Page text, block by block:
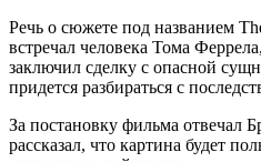
Речь о сюжете под названием
встречал человека Тома
заключил сделку с опасной
придется разбираться с
За постановку фильма отвечал
рассказал, что картина будет